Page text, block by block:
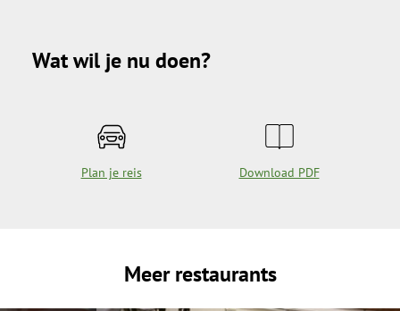
Wat wil je nu doen?
Plan je reis Download PDF
Meer restaurants